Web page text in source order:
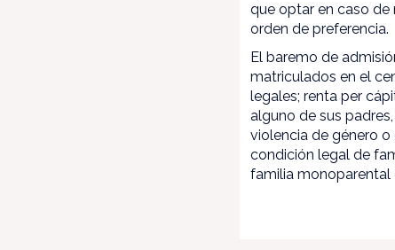
que optar en caso
orden de preferencia.
El baremo de
matriculados en el
legales; renta per
alguno de sus
violencia de género
condición legal de
familia monoparental